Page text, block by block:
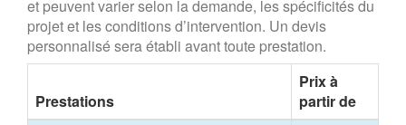
et peuvent varier selon la demande, les spécificités du
projet et les conditions d’intervention. Un devis
personnalisé sera établi avant toute prestation.
Prestations
Prix à
partir de